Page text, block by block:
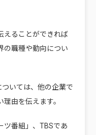
えることができれば
の職種や動向につい
いては、他の企業で
由を伝えます。
ツ番組」、TBSであ